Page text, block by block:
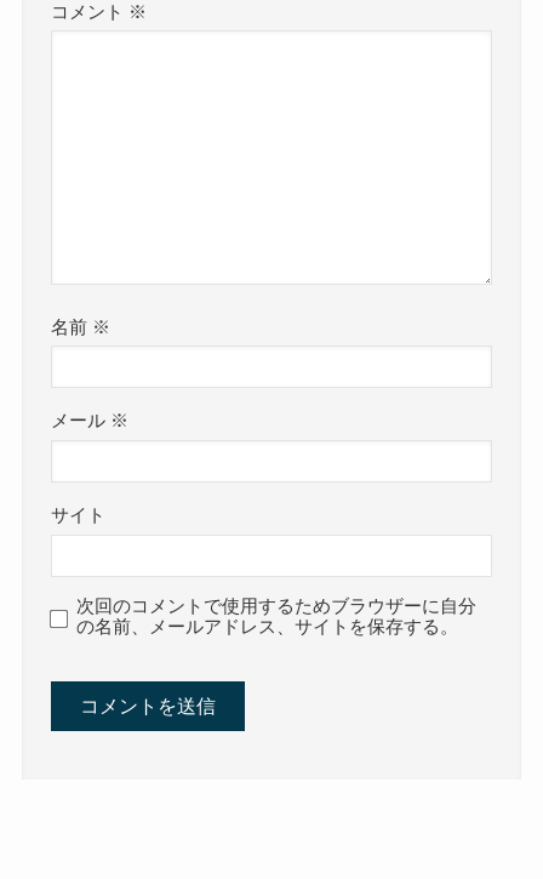
コメント ※
名前 ※
メール ※
サイト
次回のコメントで使用するためブラウザーに自分
の名前、メールアドレス、サイトを保存する。